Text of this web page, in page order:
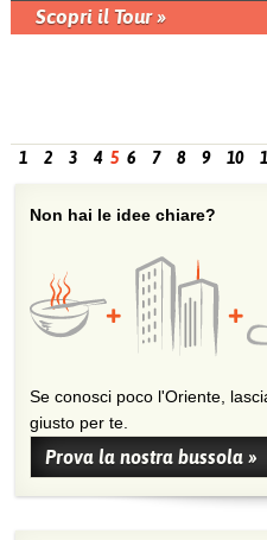
Scopri il Tour »
1 2 3 4 5 6 7 8 9 10
Non hai le idee chiare?
Se conosci poco l'Oriente,
giusto per te.
Prova la nostra bussola »